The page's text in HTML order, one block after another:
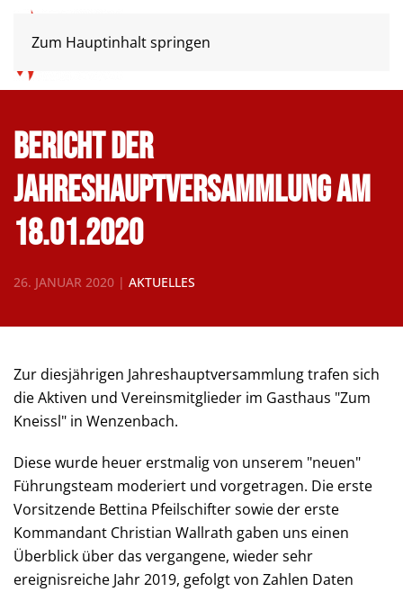
Zum Hauptinhalt springen
Bericht der
Jahreshauptversammlung am
18.01.2020
26. JANUAR 2020 | AKTUELLES
Zur diesjährigen Jahreshauptversammlung trafen sich
die Aktiven und Vereinsmitglieder im Gasthaus "Zum
Kneissl" in Wenzenbach.
Diese wurde heuer erstmalig von unserem "neuen"
Führungsteam moderiert und vorgetragen. Die erste
Vorsitzende Bettina Pfeilschifter sowie der erste
Kommandant Christian Wallrath gaben uns einen
Überblick über das vergangene, wieder sehr
ereignisreiche Jahr 2019, gefolgt von Zahlen Daten